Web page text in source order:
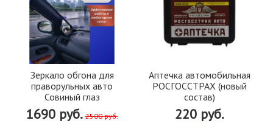
Зеркало обгона для
праворульных авто
Совиный глаз
1690 руб. 2500 руб.
Аптечка автомобильная
РОСГОССТРАХ (новый
состав)
220 руб.